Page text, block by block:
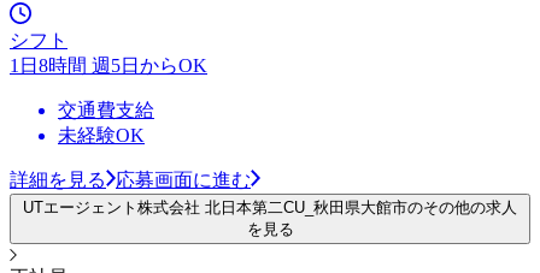
シフト
1日8時間 週5日からOK
交通費支給
未経験OK
詳細を見る 応募画面に進む
UTエージェント株式会社 北日本第二CU_秋田県大館市のその他の求人
を見る